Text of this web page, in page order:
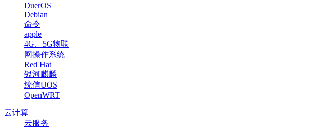
DuerOS
Debian
命令
apple
4G、5G物联
网操作系统
Red Hat
银河麒麟
统信UOS
OpenWRT
云计算
云服务